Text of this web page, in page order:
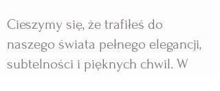
Cieszymy się, że trafiłeś do
naszego świata pełnego elegancji,
subtelności i pięknych chwil. W